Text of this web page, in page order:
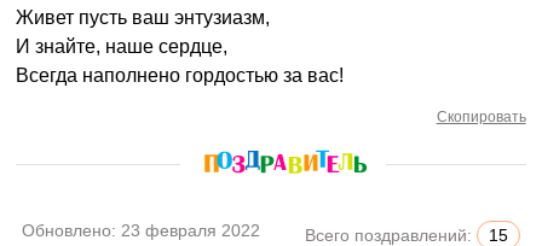
Живет пусть ваш энтузиазм,
И знайте, наше сердце,
Всегда наполнено гордостью за вас!
Скопировать
Обновлено: 23 февраля 2022 Всего поздравлений: 15